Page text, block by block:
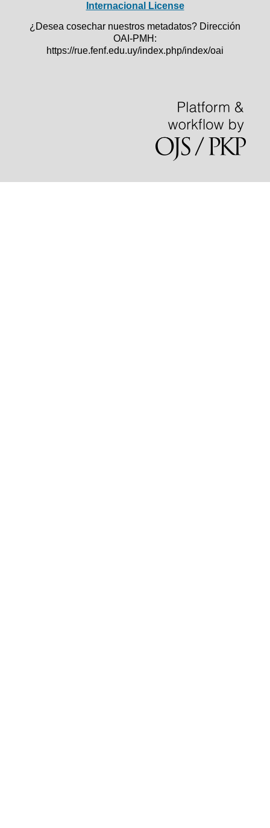
Internacional License
¿Desea cosechar nuestros metadatos? Dirección
OAI-PMH:
https://rue.fenf.edu.uy/index.php/index/oai